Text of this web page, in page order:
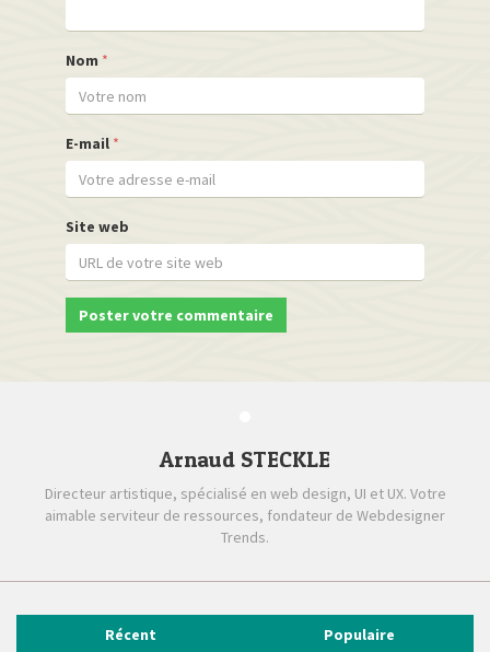
Nom *
E-mail *
Site web
Arnaud STECKLE
Directeur artistique, spécialisé en web design, UI et UX. Votre
aimable serviteur de ressources, fondateur de Webdesigner
Trends.
Récent Populaire